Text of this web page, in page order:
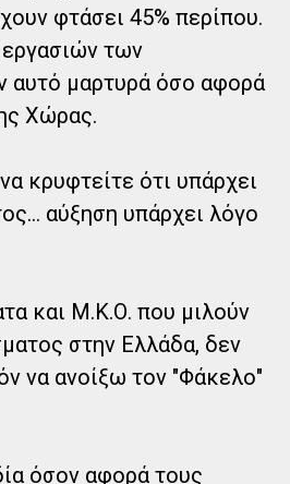
φτάσει 45% περίπου.
των
αυτό μαρτυρά όσο αφορά
Χώρας.
κρυφτείτε ότι υπάρχει
αύξηση υπάρχει λόγο
και Μ.Κ.Ο. που μιλούν
στην Ελλάδα, δεν
να ανοίξω τον "Φάκελο"
όσον αφορά τους